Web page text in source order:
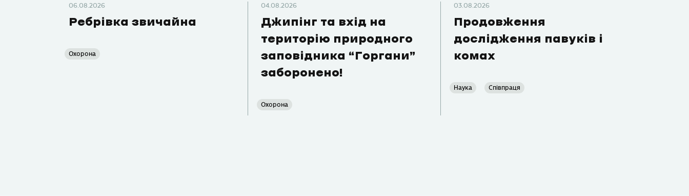
06.08.2026
Ребрівка звичайна
Охорона
04.08.2026
Джипінг та вхід на
територію природного
заповідника “Горгани”
заборонено!
Охорона
03.08.2026
Продовження
дослідження павуків і
комах
Наука Співпраця